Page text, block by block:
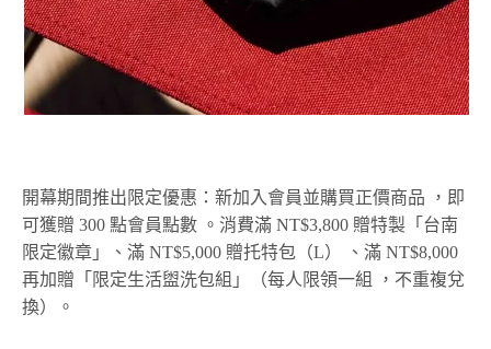
開幕期間推出限定優惠：新加入會員並購買正價商品 ，即
可獲贈 300 點會員點數 。消費滿 NT$3,800 贈特製「台南
限定徽章」、滿 NT$5,000 贈托特包（L） 、滿 NT$8,000
再加贈「限定生活盥洗包組」（每人限領一組 ，不重複兌
換）。